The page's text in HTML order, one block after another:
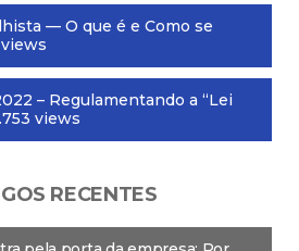
— O que é e Como se
views
– Regulamentando a “Lei
views
RECENTES